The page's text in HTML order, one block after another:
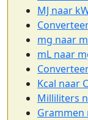
MJ naar
mg naar
mL naar
Kcal naar
Milliliters
Grammen